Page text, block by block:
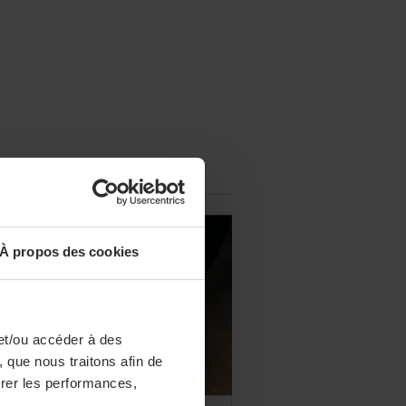
À propos des cookies
ou accéder à des
nous traitons afin de
les performances,